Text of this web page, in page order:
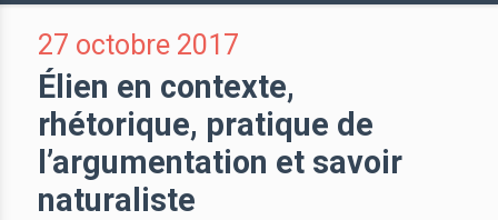
27 octobre 2017
Élien en contexte,
rhétorique, pratique de
l’argumentation et savoir
naturaliste